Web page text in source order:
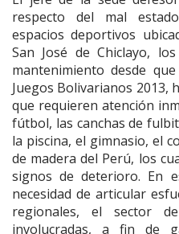
respecto del mal
espacios deportivos
San José de Chiclayo,
mantenimiento desde
Juegos Bolivarianos 2013,
que requieren atención
fútbol, las canchas de
la piscina, el gimnasio, el
de madera del Perú, los
signos de deterioro. En
necesidad de articular
regionales, el sector
involucradas, a fin de